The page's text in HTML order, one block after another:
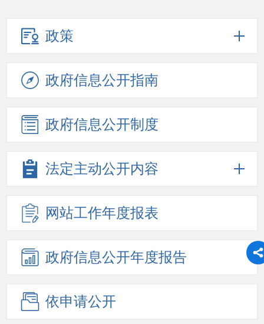
政策
政府信息公开指南
政府信息公开制度
法定主动公开内容
网站工作年度报表
政府信息公开年度报告
依申请公开